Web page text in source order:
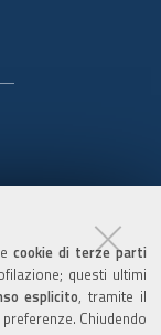
cookie di terze parti
questi ultimi
esplicito, tramite il
Chiudendo